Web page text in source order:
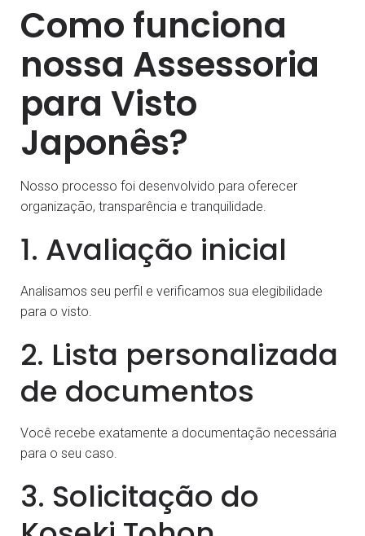
Como funciona
nossa Assessoria
para Visto
Japonês?
Nosso processo foi desenvolvido para oferecer
organização, transparência e tranquilidade.
1. Avaliação inicial
Analisamos seu perfil e verificamos sua elegibilidade
para o visto.
2. Lista personalizada
de documentos
Você recebe exatamente a documentação necessária
para o seu caso.
3. Solicitação do